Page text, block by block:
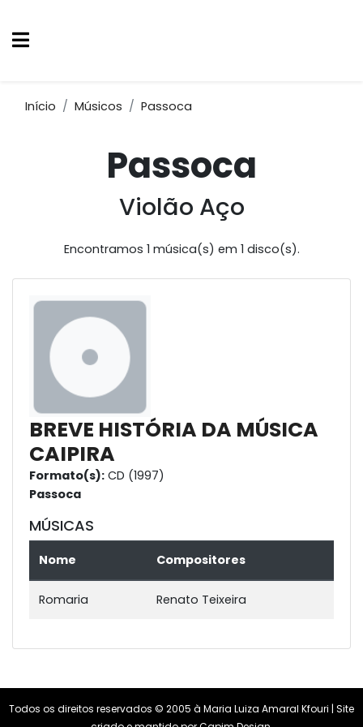
Início Músicos Passoca
Passoca
Violão Aço
Encontramos 1 música(s) em 1 disco(s).
BREVE HISTÓRIA DA MÚSICA
CAIPIRA
Formato(s): CD (1997)
Passoca
MÚSICAS
Nome Compositores
Romaria Renato Teixeira
Todos os direitos reservados © 2005 à Maria Luiza Amaral Kfouri | Site